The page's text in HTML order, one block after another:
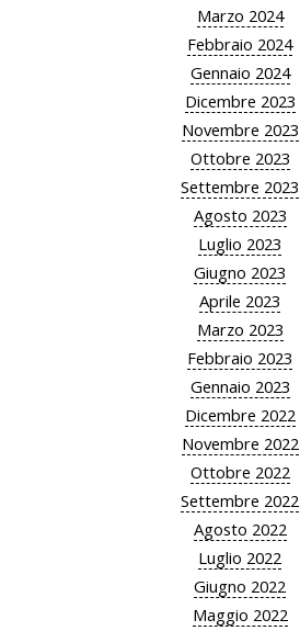
Marzo 2024
Febbraio 2024
Gennaio 2024
Dicembre 2023
Novembre 2023
Ottobre 2023
Settembre 2023
Agosto 2023
Luglio 2023
Giugno 2023
Aprile 2023
Marzo 2023
Febbraio 2023
Gennaio 2023
Dicembre 2022
Novembre 2022
Ottobre 2022
Settembre 2022
Agosto 2022
Luglio 2022
Giugno 2022
Maggio 2022